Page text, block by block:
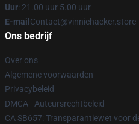
Uur: 21.00 uur 5.00 uur
E-mail Contact@vinniehacker.store
Ons bedrijf
Over ons
Algemene voorwaarden
Privacybeleid
DMCA - Auteursrechtbeleid
CA SB657: Transparantiewet voor